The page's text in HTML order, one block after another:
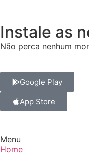
Instale as
Não perca nenhum
Google Play
App Store
Menu
Home